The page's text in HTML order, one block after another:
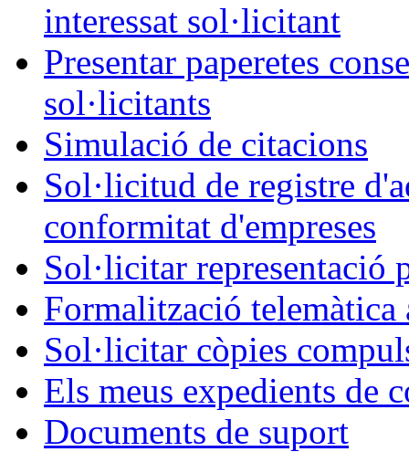
interessat sol·licitant
Presentar paperetes
sol·licitants
Simulació de citacions
Sol·licitud de registre
conformitat d'empreses
Sol·licitar representació
Formalització telemàtica
Sol·licitar còpies
Els meus expedients de
Documents de suport